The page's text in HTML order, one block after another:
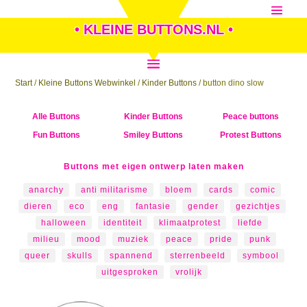
• KLEINE BUTTONS.NL •
Start/ Kleine Buttons Webwinkel / Kinder Buttons / button dino slow
Alle Buttons
Fun Buttons
Kinder Buttons
Smiley Buttons
Peace buttons
Protest Buttons
Buttons met eigen ontwerp laten maken
anarchy anti militarisme bloem cards
comic
dieren
eco eng fantasie gender
gezichtjes
halloween
identiteit klimaatprotest
liefde
milieu
mood muziek peace pride
punk
queer
skulls spannend sterrenbeeld
symbool
uitgesproken
vrolijk